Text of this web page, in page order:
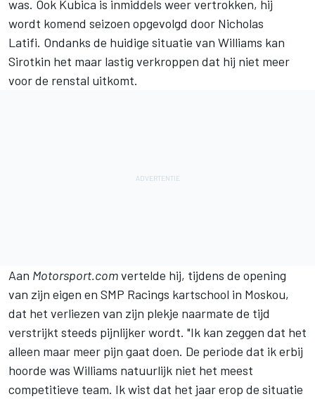
was. Ook Kubica is inmiddels weer vertrokken, hij
wordt komend seizoen opgevolgd door Nicholas
Latifi. Ondanks de huidige situatie van Williams kan
Sirotkin het maar lastig verkroppen dat hij niet meer
voor de renstal uitkomt.
Aan Motorsport.comvertelde hij, tijdens de opening
van zijn eigen en SMP Racings kartschool in Moskou,
dat het verliezen van zijn plekje naarmate de tijd
verstrijkt steeds pijnlijker wordt. "Ik kan zeggen dat het
alleen maar meer pijn gaat doen. De periode dat ik erbij
hoorde was Williams natuurlijk niet het meest
competitieve team. Ik wist dat het jaar erop de situatie